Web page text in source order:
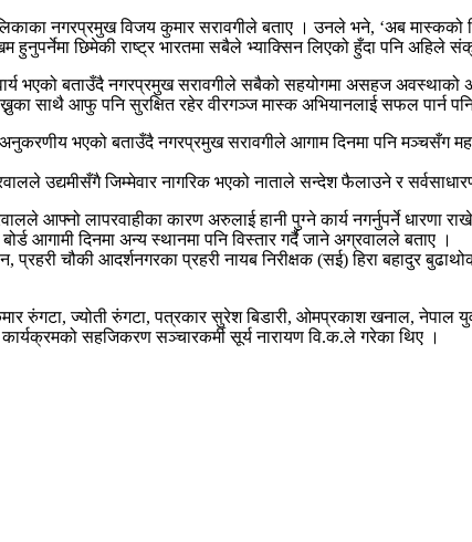
नगरप्रमुख विजय कुमार सरावगीले बताए । उनले भने, ‘अब
छिमेकी राष्ट्र भारतमा सबैले भ्याक्सिन लिएको हुँदा पनि
भएको बताउँदै नगरप्रमुख सरावगीले सबैको सहयोगमा असहज अवस्थाको
साथै आफु पनि सुरक्षित रहेर वीरगञ्ज मास्क अभियानलाई सफल पार्न
भएको बताउँदै नगरप्रमुख सरावगीले आगाम दिनमा पनि मञ्चसँग
उद्यमीसँगै जिम्मेवार नागरिक भएको नाताले सन्देश फैलाउने र
आफ्नो लापरवाहीका कारण अरुलाई हानी पुग्ने कार्य नगर्नुपर्ने धारणा
आगामी दिनमा अन्य स्थानमा पनि विस्तार गर्दै जाने अग्रवालले बताए ।
चौकी आदर्शनगरका प्रहरी नायब निरीक्षक (सई) हिरा बहादुर
रुंगटा, ज्योती रुंगटा, पत्रकार सुरेश बिडारी, ओमप्रकाश खनाल, नेपाल
सहजिकरण सञ्चारकर्मी सूर्य नारायण वि.क.ले गरेका थिए ।